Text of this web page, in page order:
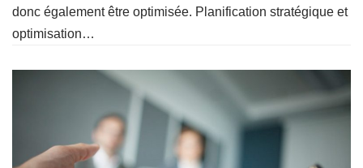
donc également être optimisée. Planification stratégique et
optimisation…